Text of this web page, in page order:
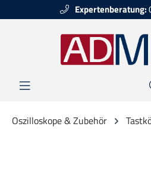
Expertenberatung:
Oszilloskope & Zubehör